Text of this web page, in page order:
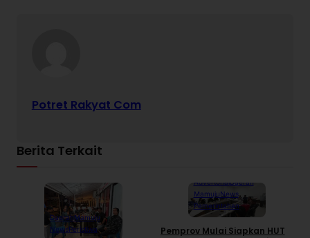
Potret Rakyat Com
Berita Terkait
DaerahMamuju
NewsPeristiwa
AdvertorialDaerah
MamujuNews
Pemerintahan
Pemprov Mulai Siapkan HUT